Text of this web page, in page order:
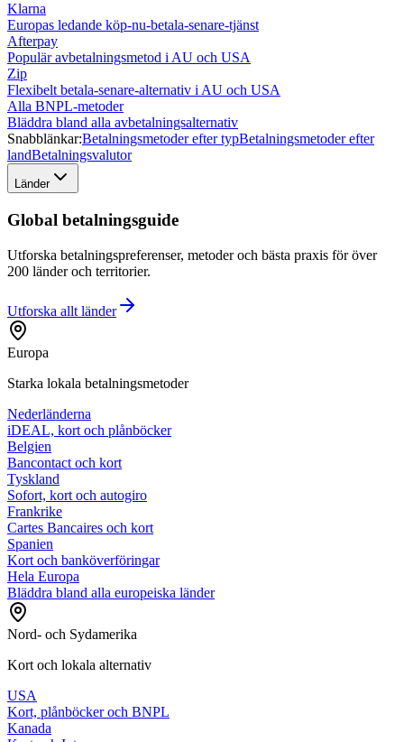
Klarna
Europas ledande köp-nu-betala-senare-tjänst
Afterpay
Populär avbetalningsmetod i AU och USA
Zip
Flexibelt betala-senare-alternativ i AU och USA
Alla BNPL-metoder
Bläddra bland alla avbetalningsalternativ
Snabblänkar:Betalningsmetoder efter typBetalningsmetoder efter
landBetalningsvalutor
Länder
Global betalningsguide
Utforska betalningspreferenser, metoder och bästa praxis för över
200 länder och territorier.
Utforska allt länder
Europa
Starka lokala betalningsmetoder
Nederländerna
iDEAL, kort och plånböcker
Belgien
Bancontact och kort
Tyskland
Sofort, kort och autogiro
Frankrike
Cartes Bancaires och kort
Spanien
Kort och banköverföringar
Hela Europa
Bläddra bland alla europeiska länder
Nord- och Sydamerika
Kort och lokala alternativ
USA
Kort, plånböcker och BNPL
Kanada